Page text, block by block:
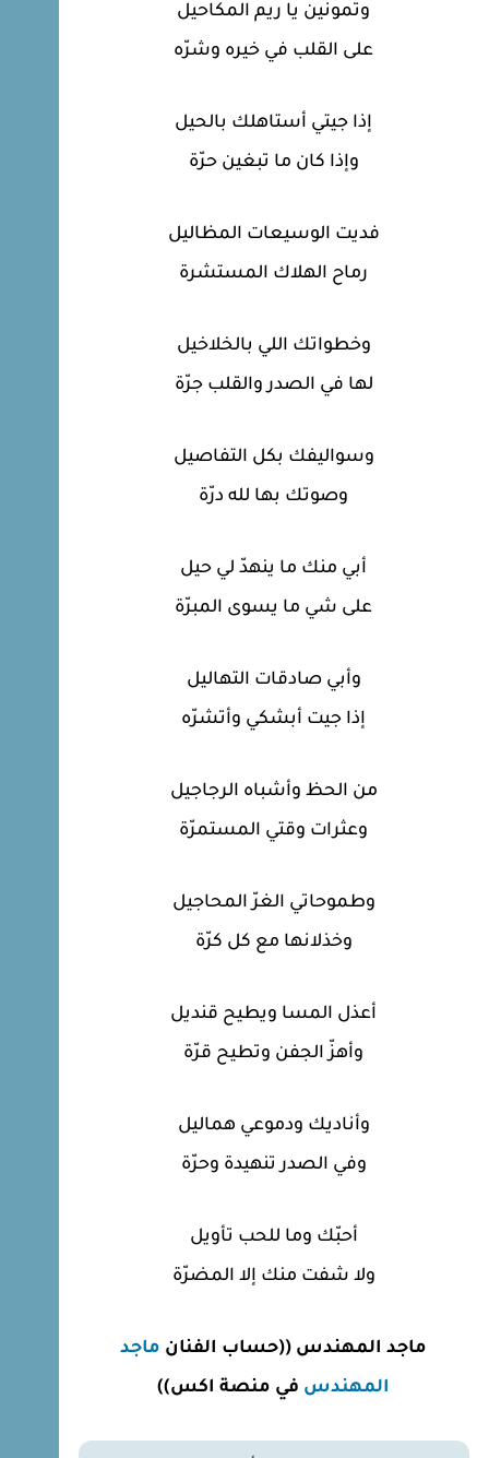
وتمونين يا ريم المكاحيل
على القلب في خيره وشرّه
إذا جيتي أستاهلك بالحيل
وإذا كان ما تبغين حرّة
فديت الوسيعات المظاليل
رماح الهلاك المستشرة
وخطواتك اللي بالخلاخيل
لها في الصدر والقلب جرّة
وسواليفك بكل التفاصيل
وصوتك بها لله درّة
أبي منك ما ينهدّ لي حيل
على شي ما يسوى المبرّة
وأبي صادقات التهاليل
إذا جيت أبشكي وأتشرّه
من الحظ وأشباه الرجاجيل
وعثرات وقتي المستمرّة
وطموحاتي الغرّ المحاجيل
وخذلانها مع كل كرّة
أعذل المسا ويطيح قنديل
وأهزّ الجفن وتطيح قرّة
وأناديك ودموعي هماليل
وفي الصدر تنهيدة وحرّة
أحبّك وما للحب تأويل
ولا شفت منك إلا المضرّة
ماجد المهندس ((حساب الفنان ماجد
المهندس في منصة اكس))